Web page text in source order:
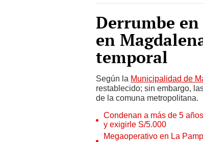
Derrumbe
en
temporal
Según la Municipalidad de
restablecido; sin embargo,
de la comuna metropolitana.
Condenan a más de 5
y exigirle S/5.000
Megaoperativo en La